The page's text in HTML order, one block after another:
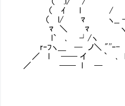
（ ｲ l / し
（ l/ ﾏ ヽ__
ﾏ ＼ ﾏ ヽ
l`㍉､ ┘/
r‐ﾌヽ＿ ─ ノ＼ "''‐-
／ l ── イ `㍉､ l ／
／ ── l ─ ヽ